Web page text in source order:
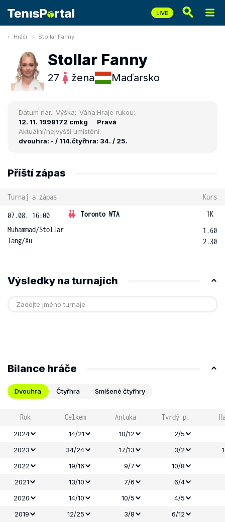
Hráči Stollar Fanny
Stollar Fanny
27 žena Maďarsko
Datum nar.:
12. 11. 1998
Výška:
172 cm
Váha:
kg
Hraje rukou:
Pravá
Aktuální/nejvyšší umístění:
dvouhra: - / 114.čtyřhra: 34. / 25.
Příští zápas
Turnaj a zápas Kurs
07.08. 16:00 Toronto WTA
1K
Muhammad/Stollar
Tang/Xu
1.60
2.30
Výsledky na turnajích
Bilance hráče
Dvouhra Čtyřhra Smíšené čtyřhry
Rok Celkem Antuka Tvrdý p.
2024 14/21 10/12 2/5
2023
34/24 17/13 3/2
2022
19/16 9/7
10/8
2021
13/10 7/6
6/4
2020
14/10 10/5
4/5
2019
12/25 3/8
6/12